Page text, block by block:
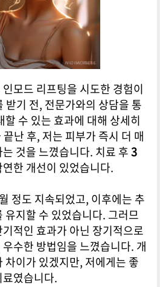
모드 리프팅을 시도한 경험이
받기 전, 전문가와의 상담을 통
할 수 있는 효과에 대해 상세히
난 후, 저는 피부가 즉시 더 매
것을 느꼈습니다. 치료 후3
한 개선이 있었습니다.
정도 지속되었고, 이후에는 추
유지할 수 있었습니다. 그러므
적인 효과가 아닌 장기적으로
수한 방법임을 느꼈습니다. 개
차이가 있겠지만, 저에게는 좋
였습니다.